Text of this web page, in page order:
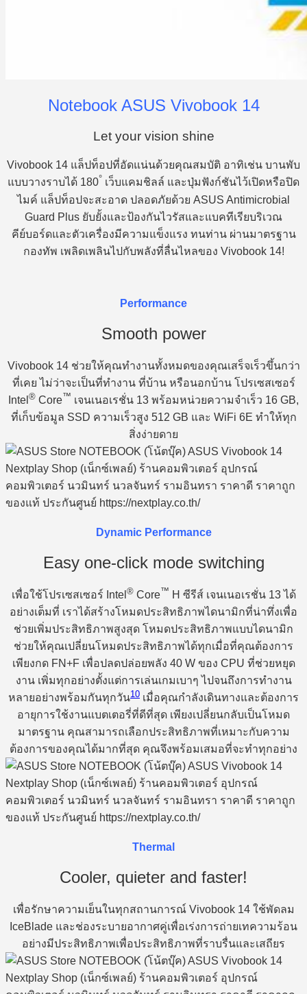
Notebook ASUS Vivobook 14
Let your vision shine
Vivobook 14 แล็ปท็อปที่อัดแน่นด้วยคุณสมบัติ อาทิเช่น บานพับ
แบบวางราบได้ 180° เว็บแคมชิลล์ และปุ่มฟังก์ชันไว้เปิดหรือปิด
ไมค์ แล็ปท็อปจะสะอาด ปลอดภัยด้วย ASUS Antimicrobial
Guard Plus ยับยั้งและป้องกันไวรัสและแบคทีเรียบริเวณ
คีย์บอร์ดและตัวเครื่องมีความแข็งแรง ทนท่าน ผ่านมาตรฐาน
กองทัพ เพลิดเพลินไปกับพลังที่ลื่นไหลของ Vivobook 14!
Performance
Smooth power
Vivobook 14 ช่วยให้คุณทำงานทั้งหมดของคุณเสร็จเร็วขึ้นกว่า
ที่เคย ไม่ว่าจะเป็นที่ทำงาน ที่บ้าน หรือนอกบ้าน โปรเซสเซอร์
Intel ® Core™ เจนเนอเรชั่น 13 พร้อมหน่วยความจำเร็ว 16 GB,
ที่เก็บข้อมูล SSD ความเร็วสูง 512 GB และ WiFi 6E ทำให้ทุก
สิ่งง่ายดาย
Dynamic Performance
Easy one-click mode switching
เพื่อใช้โปรเซสเซอร์ Intel ®Core™ H ซีรีส์ เจนเนอเรชั่น 13 ได้
อย่างเต็มที่ เราได้สร้างโหมดประสิทธิภาพไดนามิกที่น่าทึ่งเพื่อ
ช่วยเพิ่มประสิทธิภาพสูงสุด โหมดประสิทธิภาพแบบไดนามิก
ช่วยให้คุณเปลี่ยนโหมดประสิทธิภาพได้ทุกเมื่อที่คุณต้องการ
เพียงกด FN+F เพื่อปลดปล่อยพลัง 40 W ของ CPU ที่ช่วยหยุด
งาน เพิ่มทุกอย่างตั้งแต่การเล่นเกมเบาๆ ไปจนถึงการทำงาน
หลายอย่างพร้อมกันทุกวัน10 เมื่อคุณกำลังเดินทางและต้องการ
อายุการใช้งานแบตเตอรี่ที่ดีที่สุด เพียงเปลี่ยนกลับเป็นโหมด
มาตรฐาน คุณสามารถเลือกประสิทธิภาพที่เหมาะกับความ
ต้องการของคุณได้มากที่สุด คุณจึงพร้อมเสมอที่จะทำทุกอย่าง
Thermal
Cooler, quieter and faster!
เพื่อรักษาความเย็นในทุกสถานการณ์ Vivobook 14 ใช้พัดลม
IceBlade และช่องระบายอากาศคู่เพื่อเร่งการถ่ายเทความร้อน
อย่างมีประสิทธิภาพเพื่อประสิทธิภาพที่ราบรื่นและเสถียร